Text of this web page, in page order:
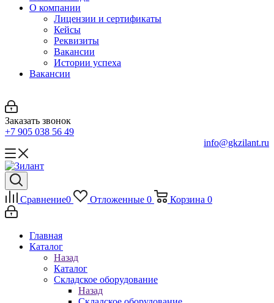
О компании
Лицензии и сертификаты
Кейсы
Реквизиты
Вакансии
Истории успеха
Вакансии
Заказать звонок
+7 905 038 56 49
info@gkzilant.ru
Сравнение0 Отложенные 0 Корзина 0
Главная
Каталог
Назад
Каталог
Складское оборудование
Назад